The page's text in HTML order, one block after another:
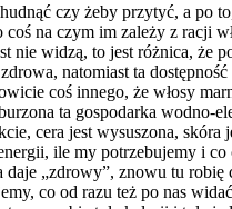
czy żeby przytyć, a po
na czym im zależy z racji
widzą, to jest różnica, że
natomiast ta
coś innego, że włosy
ta gospodarka wodno-
cera jest wysuszona, skóra
ile my potrzebujemy i
daje „zdrowy”, znowu tu
co od razu też po nas